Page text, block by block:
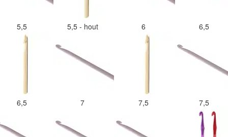
5,5 5,5 - hout 6 6,5
6,5 7 7,5 7,5